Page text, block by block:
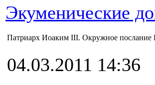
Экуменические
Патриарх Иоаким III. Окружное послание
04.03.2011 14:36